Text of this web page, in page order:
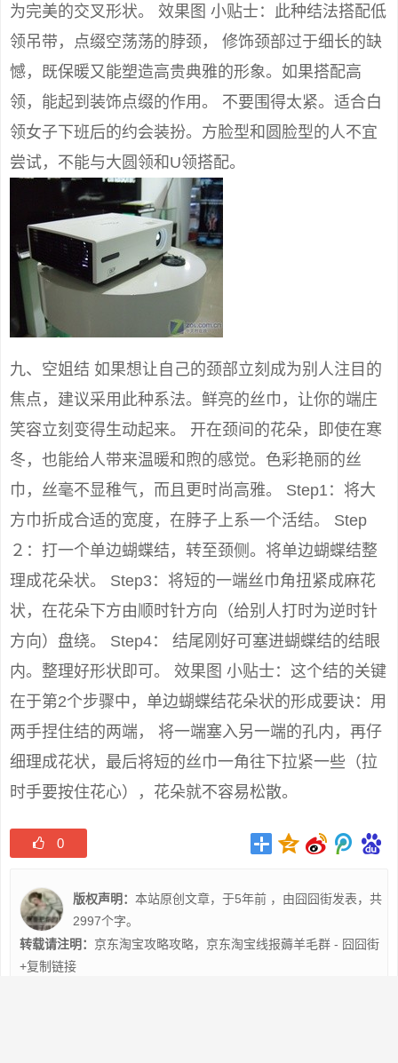
为完美的交叉形状。 效果图 小贴士：此种结法搭配低
领吊带，点缀空荡荡的脖颈， 修饰颈部过于细长的缺
憾，既保暖又能塑造高贵典雅的形象。如果搭配高
领，能起到装饰点缀的作用。 不要围得太紧。适合白
领女子下班后的约会装扮。方脸型和圆脸型的人不宜
尝试，不能与大圆领和U领搭配。
九、空姐结 如果想让自己的颈部立刻成为别人注目的
焦点，建议采用此种系法。鲜亮的丝巾，让你的端庄
笑容立刻变得生动起来。 开在颈间的花朵，即使在寒
冬，也能给人带来温暖和煦的感觉。色彩艳丽的丝
巾，丝毫不显稚气，而且更时尚高雅。 Step1：将大
方巾折成合适的宽度，在脖子上系一个活结。 Step
２：打一个单边蝴蝶结，转至颈侧。将单边蝴蝶结整
理成花朵状。 Step3：将短的一端丝巾角扭紧成麻花
状，在花朵下方由顺时针方向（给别人打时为逆时针
方向）盘绕。 Step4： 结尾刚好可塞进蝴蝶结的结眼
内。整理好形状即可。 效果图 小贴士：这个结的关键
在于第2个步骤中，单边蝴蝶结花朵状的形成要诀：用
两手捏住结的两端， 将一端塞入另一端的孔内，再仔
细理成花状，最后将短的丝巾一角往下拉紧一些（拉
时手要按住花心），花朵就不容易松散。
0
版权声明： 本站原创文章，于5年前 ，由囧囧街发表，共
2997个字。
转载请注明： 京东淘宝攻略攻略，京东淘宝线报薅羊毛群 - 囧囧街
+复制链接